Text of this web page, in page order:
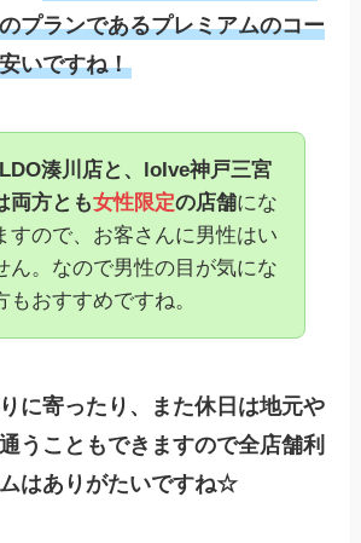
プランであるプレミアムのコー
いですね！
湊川店と、loIve神戸三宮
両方とも女性限定の店舗にな
すので、お客さんに男性はい
ん。なので男性の目が気にな
もおすすめですね。
に寄ったり、また休日は地元や
うこともできますので全店舗利
はありがたいですね☆